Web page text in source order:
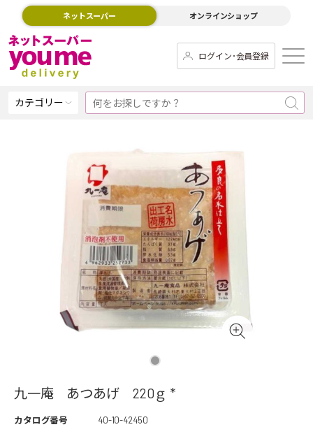
ネットスーパー オンラインショップ
ログイン･会員登録
カテゴリー
九一庵 あつあげ 220ｇ *
カタログ番号
40-10-42450